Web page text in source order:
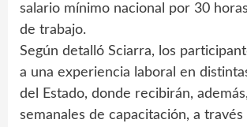
salario mínimo nacional por 30
de trabajo.
Según detalló Sciarra, los
a una experiencia laboral en
del Estado, donde recibirán,
semanales de capacitación, a